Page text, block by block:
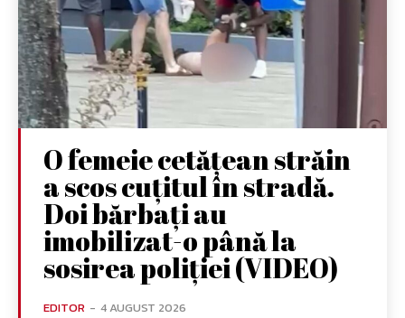
O femeie cetățean străin
a scos cuțitul în stradă.
Doi bărbați au
imobilizat-o până la
sosirea poliției (VIDEO)
EDITOR - 4 AUGUST 2026